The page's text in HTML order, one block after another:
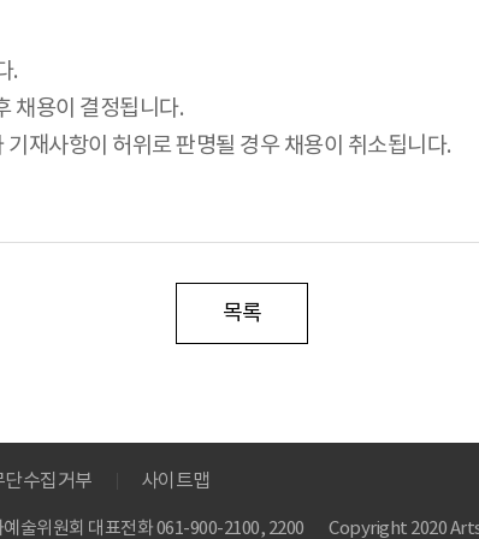
.
채용이 결정됩니다.
재사항이 허위로 판명될 경우 채용이 취소됩니다.
목록
단수집거부 사이트맵
술위원회 대표전화 061-900-2100, 2200 Copyright 2020